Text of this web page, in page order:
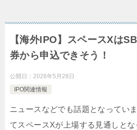
【海外IPO】スペースXは
券から申込できそう！
公開日： 2026年5月28日
IPO関連情報
ニュースなどでも話題となってい
てスペースXが上場する見通しと